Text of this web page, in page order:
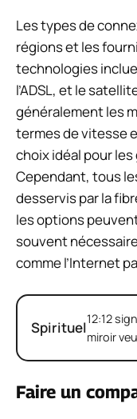
Les types de
régions et les
technologies
l’ADSL, et le
généralement les
termes de vitesse
choix idéal pour
Cependant, tous
desservis par la
les options
souvent
comme l’Internet
Spirituel12:12
miroir
Faire un